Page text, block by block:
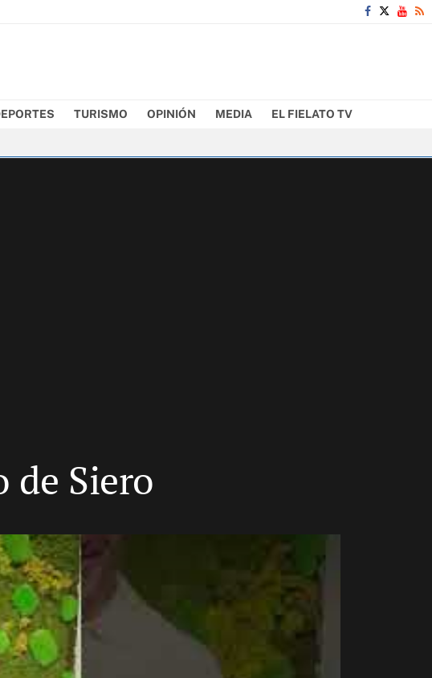
TURISMO OPINIÓN MEDIA EL FIELATO TV
Siero